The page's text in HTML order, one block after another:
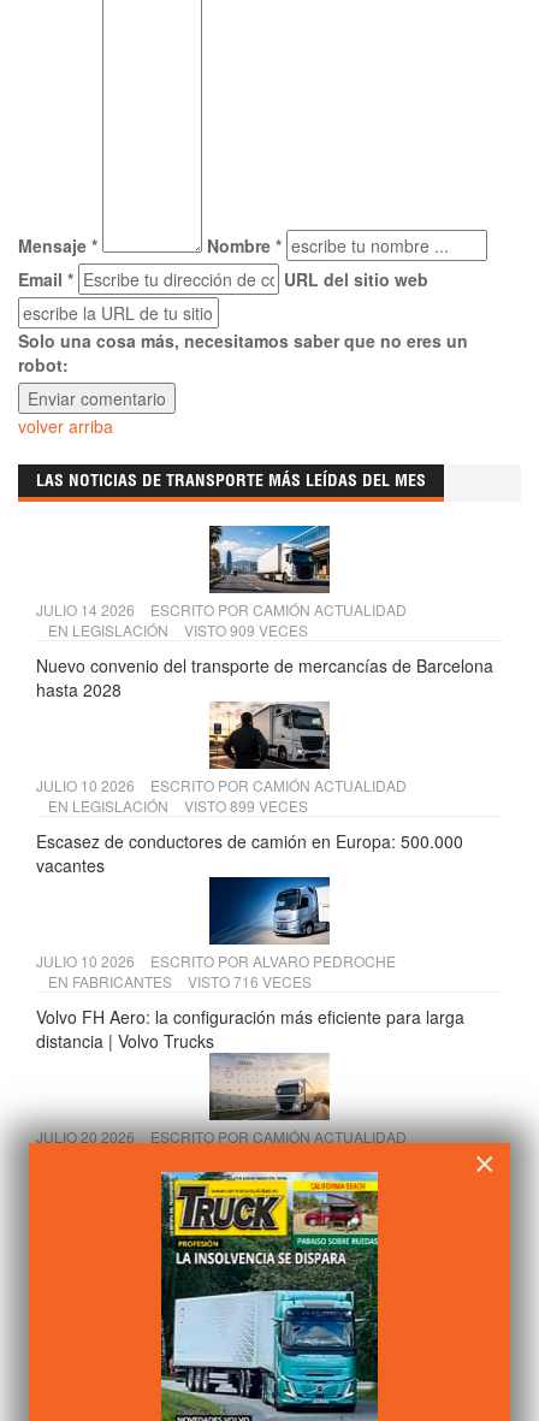
Mensaje *
Nombre *
Email *
URL del sitio web
Solo una cosa más, necesitamos saber que no eres un
robot:
volver arriba
LAS NOTICIAS DE TRANSPORTE MÁS LEÍDAS DEL MES
JULIO 14 2026 ESCRITO POR CAMIÓN ACTUALIDAD
EN LEGISLACIÓN VISTO 909 VECES
Nuevo convenio del transporte de mercancías de Barcelona
hasta 2028
JULIO 10 2026 ESCRITO POR CAMIÓN ACTUALIDAD
EN LEGISLACIÓN VISTO 899 VECES
Escasez de conductores de camión en Europa: 500.000
vacantes
JULIO 10 2026 ESCRITO POR ALVARO PEDROCHE
EN FABRICANTES VISTO 716 VECES
Volvo FH Aero: la configuración más eficiente para larga
distancia | Volvo Trucks
JULIO 20 2026 ESCRITO PORCAMIÓN ACTUALIDAD
Tres cambios clave para el transporte de mercancías desde
ESCRITO PORALVARO PEDROCHE
FABRICANTES VISTO 675 VECES
Scania presenta sus soluciones para construcción en Osuna
×